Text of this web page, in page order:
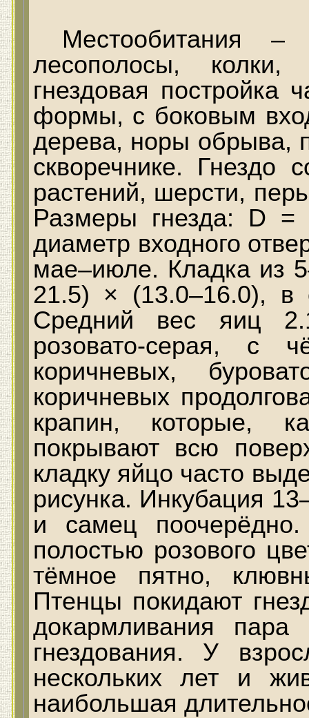
Местообитания –
лесополосы,
гнездовая постройка
формы, с боковым
дерева, норы обрыва,
скворечнике. Гнездо
растений, шерсти,
Размеры гнезда: D
диаметр входного
мае–июле. Кладка из
21.5) × (13.0–16.0),
Средний вес яиц
розовато-серая, с
коричневых,
коричневых
крапин, которые,
покрывают всю
кладку яйцо часто
рисунка. Инкубация
и самец
полостью розового
тёмное пятно,
Птенцы покидают
докармливания
гнездования. У
нескольких лет и
наибольшая